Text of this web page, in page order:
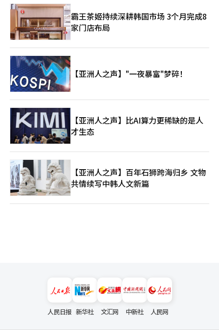
霸王茶姬持续深耕韩国市场 3个月完成8
家门店布局
【亚洲人之声】"一夜暴富"梦碎！
【亚洲人之声】比AI算力更稀缺的是人
才生态
【亚洲人之声】百年石狮跨海归乡 文物
共情续写中韩人文新篇
人民日报 新华社 文汇网 中新社 人民网